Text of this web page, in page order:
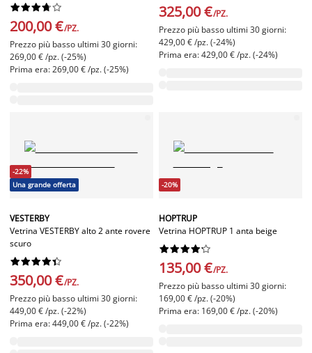






200,00 €/PZ.
Prezzo più basso ultimi 30 giorni:
269,00 € /pz. (-25%)
Prima era: 269,00 € /pz. (-25%)
325,00 €/PZ.
Prezzo più basso ultimi 30 giorni:
429,00 € /pz. (-24%)
Prima era: 429,00 € /pz. (-24%)
-22%
Una grande offerta
VESTERBY
Vetrina VESTERBY alto 2 ante rovere
scuro






350,00 €/PZ.
Prezzo più basso ultimi 30 giorni:
449,00 € /pz. (-22%)
Prima era: 449,00 € /pz. (-22%)
-20%
HOPTRUP
Vetrina HOPTRUP 1 anta beige






135,00 €/PZ.
Prezzo più basso ultimi 30 giorni:
169,00 € /pz. (-20%)
Prima era: 169,00 € /pz. (-20%)